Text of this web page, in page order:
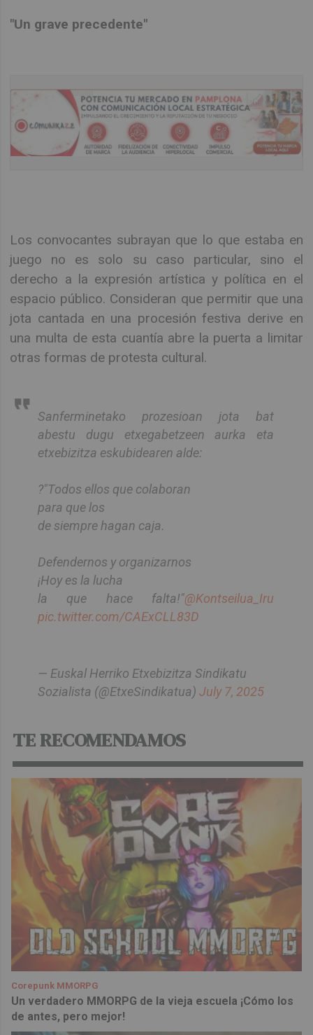
"Un grave precedente"
Los convocantes subrayan que lo que estaba en
juego no es solo su caso particular, sino el
derecho a la expresión artística y política en el
espacio público. Consideran que permitir que una
jota cantada en una procesión festiva derive en
una multa de esta cuantía abre la puerta a limitar
otras formas de protesta cultural.
Sanferminetako prozesioan jota bat
abestu dugu etxegabetzeen aurka eta
etxebizitza eskubidearen alde:
?"Todos ellos que colaboran
para que los
de siempre hagan caja.
Defendernos y organizarnos
¡Hoy es la lucha
la que hace falta!"@Kontseilua_Iru
pic.twitter.com/CAExCLL83D
— Euskal Herriko Etxebizitza Sindikatu
Sozialista (@EtxeSindikatua)July 7, 2025
TE RECOMENDAMOS
Corepunk MMORPG
Un verdadero MMORPG de la vieja escuela ¡Cómo los
de antes, pero mejor!